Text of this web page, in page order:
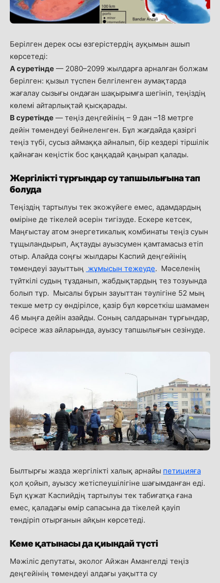
Берілген дерек осы өзгерістердің ауқымын ашып
көрсетеді:
А суретінде — 2080–2099 жылдарға арналған болжам
берілген: қызыл түспен белгіленген аумақтарда
жағалау сызығы ондаған шақырымға шегініп, теңіздің
көлемі айтарлықтай қысқарады.
В суретінде — теңіз деңгейінің – 9 дан –18 метрге
дейін төмендеуі бейнеленген. Бұл жағдайда қазіргі
теңіз түбі, сусыз аймаққа айналып, бір кездері тіршілік
қайнаған кеңістік бос қаңқадай қаңырап қалады.
Жергілікті тұрғындар су тапшылығына тап
болуда
Теңіздің тартылуы тек экожүйеге емес, адамдардың
өміріне де тікелей әсерін тигізуде. Ескере кетсек,
Маңғыстау атом энергетикалық комбинаты теңіз суын
тұщыландырып, Ақтауды ауызсумен қамтамасыз етіп
отыр. Алайда соңғы жылдары Каспий деңгейінің
төмендеуі зауыттың жұмысын тежеуде. Мәселенің
түйткілі судың тұзданып, жабдықтардың тез тозуында
болып тұр. Мысалы бұрын зауыттан тәулігіне 52 мың
текше метр су өндірілсе, қазір бұл көрсеткіш шамамен
46 мыңға дейін азайды. Соның салдарынан тұрғындар,
әсіресе жаз айларында, ауызсу тапшылығын сезінуде.
Былтырғы жазда жергілікті халық арнайы петицияға
қол қойып, ауызсу жетіспеушілігіне шағымданған еді.
Бұл құжат Каспийдің тартылуы тек табиғатқа ғана
емес, қаладағы өмір сапасына да тікелей қауіп
төндіріп отырғанын айқын көрсетеді.
Кеме қатынасы да қиындай түсті
Мәжіліс депутаты, эколог Айжан Амангелді теңіз
деңгейінің төмендеуі алдағы уақытта су